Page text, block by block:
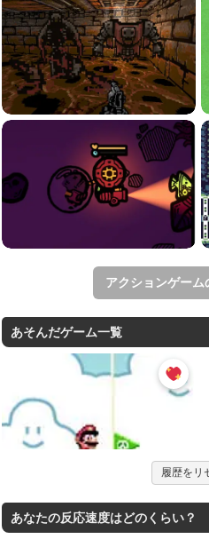
アクションゲーム
あそんだゲーム一覧
履歴をリ
あなたの反応速度はどのくらい？